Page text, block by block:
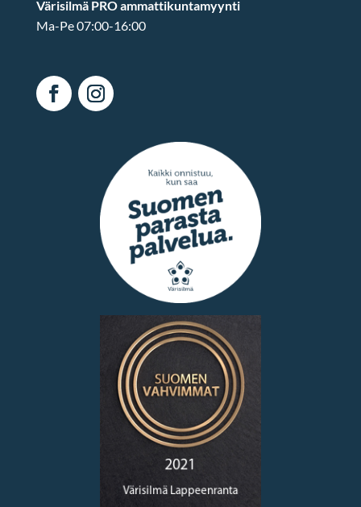
Värisilmä PRO ammattikuntamyynti
Ma-Pe 07:00-16:00